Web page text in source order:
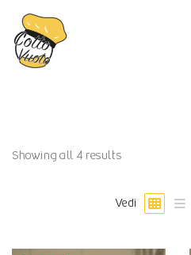
Showing all 4 results
Vedi